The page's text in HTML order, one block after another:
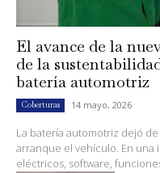
El avance de la
de la
batería automotriz
Coberturas 14 mayo, 2026
La batería automotriz dejó
arranque el vehículo. En una
eléctricos, software,